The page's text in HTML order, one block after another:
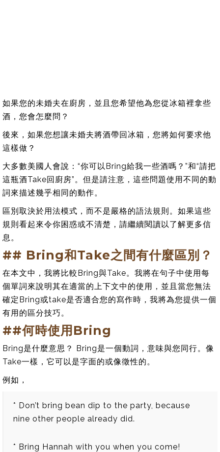
如果您的未婚夫在廚房，並且您希望他為您從冰箱裡拿些
酒，您會怎麼問？
後來，如果您想讓未婚夫將酒帶回冰箱，您將如何要求他
這樣做？
大多數美國人會說：“你可以Bring給我一些酒嗎？”和“請把
這瓶酒Take回廚房”。但是請注意，這些問題使用不同的動
詞來描述幾乎相同的動作。
區別取決於用法模式，而不是嚴格的語法規則。如果這些
規則看起來令你困惑或不清楚，請繼續閱讀以了解更多信
息。
## Bring和Take之間有什麼區別？
在本文中，我將比較Bring與Take。我將在句子中使用每
個單詞來說明其在適當的上下文中的使用，並且當您無法
確定Bring或take是否適合您的寫作時，我將為您提供一個
有用的區分技巧。
##何時使用Bring
Bring是什麼意思？ Bring是一個動詞，意味與您同行。像
Take一樣，它可以是字面的或像徵性的。
例如，
* Don’t bring bean dip to the party, because
nine other people already did.
* Bring Hannah with you when you come!